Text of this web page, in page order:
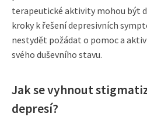
terapeutické aktivity mohou být
kroky k řešení depresivních
nestydět požádat o pomoc a
svého duševního stavu.
Jak se vyhnout
depresí?